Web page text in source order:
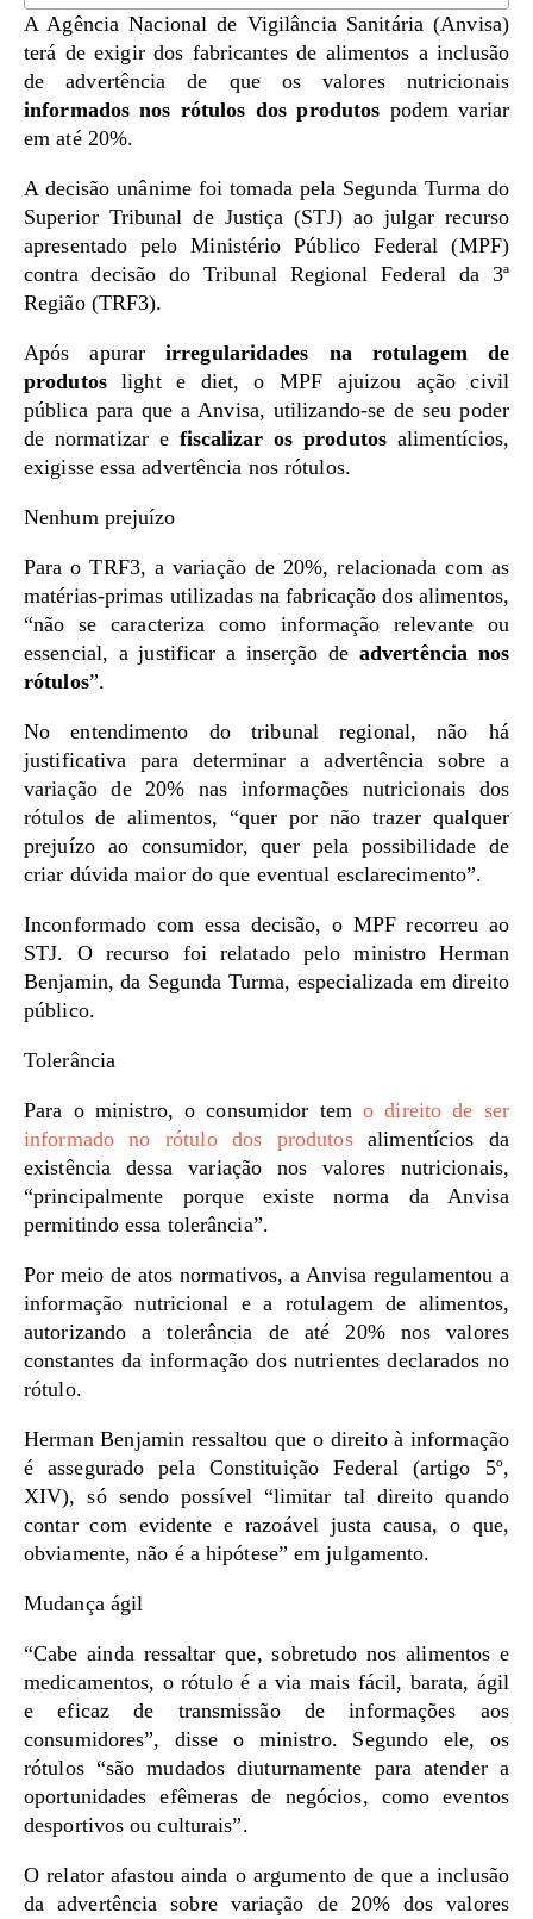
A Agência Nacional de Vigilância Sanitária (Anvisa)
terá de exigir dos fabricantes de alimentos a inclusão
de advertência de que os valores nutricionais
informados nos rótulos dos produtos podem variar
em até 20%.
A decisão unânime foi tomada pela Segunda Turma do
Superior Tribunal de Justiça (STJ) ao julgar recurso
apresentado pelo Ministério Público Federal (MPF)
contra decisão do Tribunal Regional Federal da 3ª
Região (TRF3).
Após apurarirregularidades na rotulagem de
produtoslight e diet, o MPF ajuizou ação civil
pública para que a Anvisa, utilizando-se de seu poder
de normatizar e fiscalizar os produtosalimentícios,
exigisse essa advertência nos rótulos.
Nenhum prejuízo
Para o TRF3, a variação de 20%, relacionada com as
matérias-primas utilizadas na fabricação dos alimentos,
“não se caracteriza como informação relevante ou
essencial, a justificar a inserção de advertência nos
rótulos”.
No entendimento do tribunal regional, não há
justificativa para determinar a advertência sobre a
variação de 20% nas informações nutricionais dos
rótulos de alimentos, “quer por não trazer qualquer
prejuízo ao consumidor, quer pela possibilidade de
criar dúvida maior do que eventual esclarecimento”.
Inconformado com essa decisão, o MPF recorreu ao
STJ. O recurso foi relatado pelo ministro Herman
Benjamin, da Segunda Turma, especializada em direito
público.
Tolerância
Para o ministro, o consumidor temo direito de ser
informado no rótulo dos produtosalimentícios da
existência dessa variação nos valores nutricionais,
“principalmente porque existe norma da Anvisa
permitindo essa tolerância”.
Por meio de atos normativos, a Anvisa regulamentou a
informação nutricional e a rotulagem de alimentos,
autorizando a tolerância de até 20% nos valores
constantes da informação dos nutrientes declarados no
rótulo.
Herman Benjamin ressaltou que o direito à informação
é assegurado pela Constituição Federal (artigo 5º,
XIV), só sendo possível “limitar tal direito quando
contar com evidente e razoável justa causa, o que,
obviamente, não é a hipótese” em julgamento.
Mudança ágil
“Cabe ainda ressaltar que, sobretudo nos alimentos e
medicamentos, o rótulo é a via mais fácil, barata, ágil
e eficaz de transmissão de informações aos
consumidores”, disse o ministro. Segundo ele, os
rótulos “são mudados diuturnamente para atender a
oportunidades efêmeras de negócios, como eventos
desportivos ou culturais”.
O relator afastou ainda o argumento de que a inclusão
da advertência sobre variação de 20% dos valores